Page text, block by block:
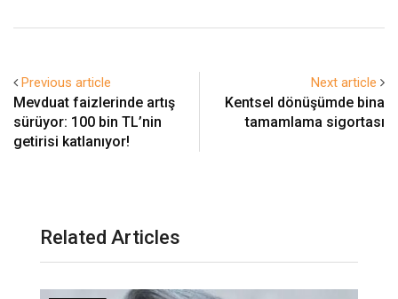
Previous article
Mevduat faizlerinde artış
sürüyor: 100 bin TL’nin
getirisi katlanıyor!
Next article
Kentsel dönüşümde bina
tamamlama sigortası
Related Articles